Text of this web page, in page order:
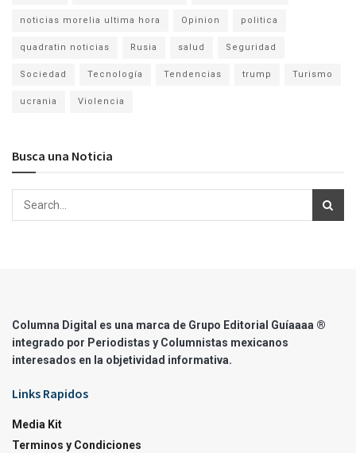
noticias morelia ultima hora Opinion politica
quadratin noticias Rusia salud Seguridad
Sociedad Tecnología Tendencias trump Turismo
ucrania Violencia
Busca una Noticia
Columna Digital es una marca de Grupo Editorial Guíaaaa ®
integrado por Periodistas y Columnistas mexicanos
interesados en la objetividad informativa.
Links Rapidos
Media Kit
Terminos y Condiciones